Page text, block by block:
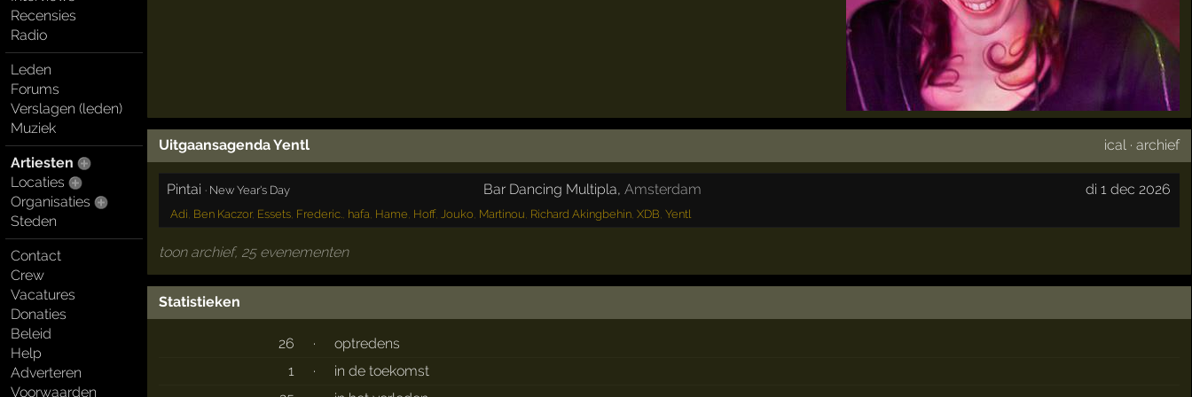
Recensies
Radio
Leden
Forums
Verslagen (leden)
Muziek
Artiesten
Locaties
Organisaties
Steden
Contact
Crew
Vacatures
Donaties
Beleid
Help
Adverteren
Voorwaarden
Uitgaansagenda Yentl ical ·archief
Pintai · New Year's Day Bar Dancing Multipla,Amsterdam di 1 dec 2026
Adi, Ben Kaczor, Essets, Frederic., hafa, Hame, Hoff, Jouko, Martinou, Richard Akingbehin, XDB, Yentl
toon archief, 25 evenementen
Statistieken
26 ·
optredens
1
·
in de toekomst